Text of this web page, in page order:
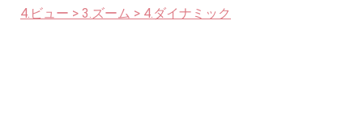
4.ビュー > 3.ズーム > 4.ダイナミック